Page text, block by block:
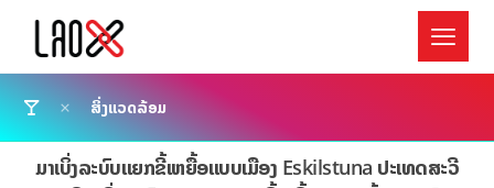
ສິ່ງແວດລ້ອມ
ມາເບິ່ງລະບົບແຍກຂີ້ເຫຍື້ອແບບເມືອງ Eskilstuna ປະເທດສະວີ